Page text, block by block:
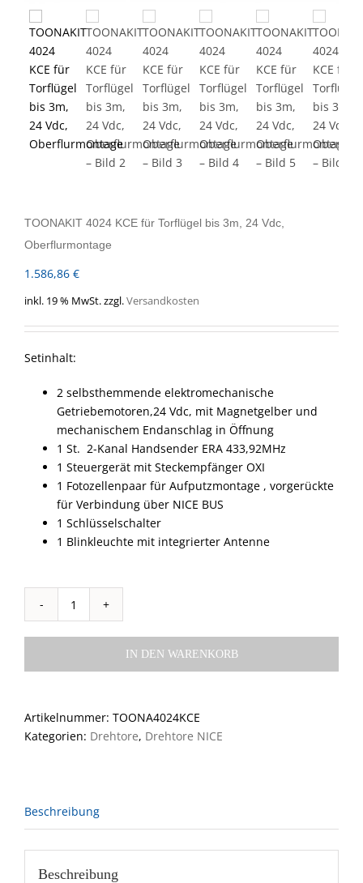
TOONAKIT 4024 KCE für Torflügel bis 3m, 24 Vdc,
Oberflurmontage
1.586,86 €
inkl. 19 % MwSt.zzgl.Versandkosten
Setinhalt:
2 selbsthemmende elektromechanische
Getriebemotoren,24 Vdc, mit Magnetgelber und
mechanischem Endanschlag in Öffnung
1 St. 2-Kanal Handsender ERA 433,92MHz
1 Steuergerät mit Steckempfänger OXI
1 Fotozellenpaar für Aufputzmontage , vorgerückte
für Verbindung über NICE BUS
1 Schlüsselschalter
1 Blinkleuchte mit integrierter Antenne
TOONAKIT
für
3m,
24
IN DEN WARENKORB
Artikelnummer: TOONA4024KCE
Kategorien: Drehtore, Drehtore NICE
Beschreibung
Beschreibung